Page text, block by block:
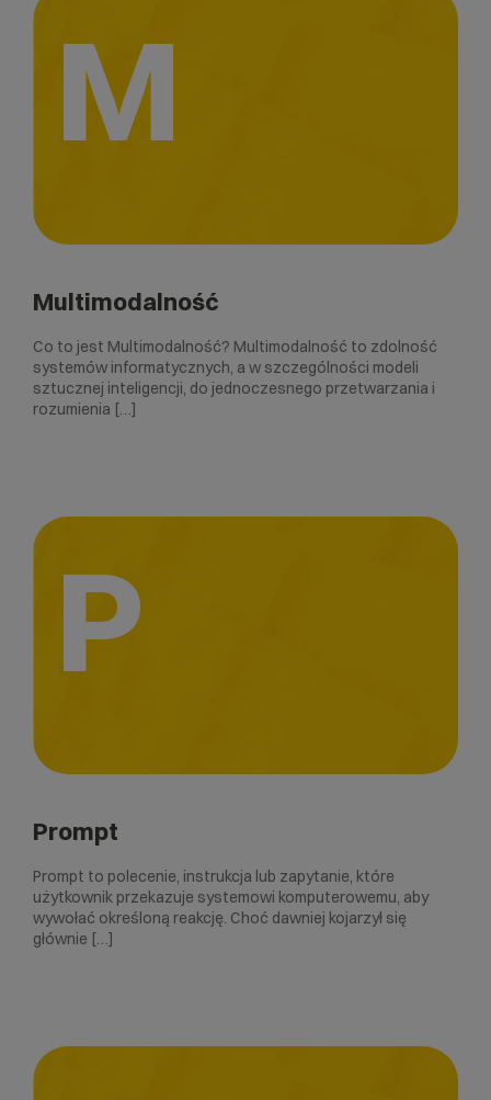
M
Multimodalność
Co to jest Multimodalność? Multimodalność to zdolność
systemów informatycznych, a w szczególności modeli
sztucznej inteligencji, do jednoczesnego przetwarzania i
rozumienia […]
P
Prompt
Prompt to polecenie, instrukcja lub zapytanie, które
użytkownik przekazuje systemowi komputerowemu, aby
wywołać określoną reakcję. Choć dawniej kojarzył się
głównie […]